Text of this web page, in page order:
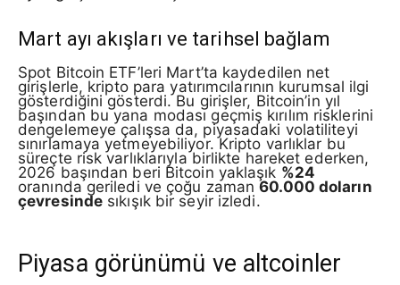
Mart ayı akışları ve tarihsel bağlam
Spot Bitcoin ETF’leri Mart’ta kaydedilen net
girişlerle, kripto para yatırımcılarının kurumsal ilgi
gösterdiğini gösterdi. Bu girişler, Bitcoin’in yıl
başından bu yana modası geçmiş kırılım risklerini
dengelemeye çalışsa da, piyasadaki volatiliteyi
sınırlamaya yetmeyebiliyor. Kripto varlıklar bu
süreçte risk varlıklarıyla birlikte hareket ederken,
2026 başından beri Bitcoin yaklaşık %24
oranında geriledi ve çoğu zaman60.000 doların
çevresinde sıkışık bir seyir izledi.
Piyasa görünümü ve altcoinler